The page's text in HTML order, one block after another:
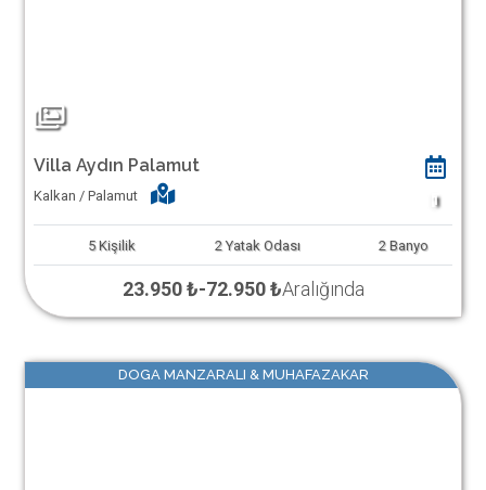
Villa Aydın Palamut
Kalkan / Palamut 1
5 Kişilik 2 Yatak Odası 2 Banyo
23.950 ₺-72.950 ₺Aralığında
DOGA MANZARALI & MUHAFAZAKAR